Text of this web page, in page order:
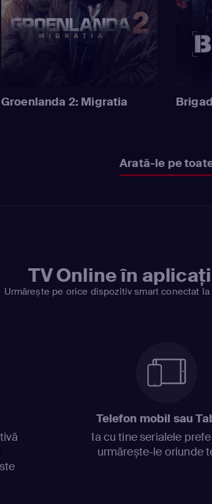
Groenlanda 2: Migratia
Arată-le pe
TV Online în
Urmărește pe orice dispozitiv smart conectat
Telefon mobil sau
Ia cu tine serialele
urmărește-le oriunde